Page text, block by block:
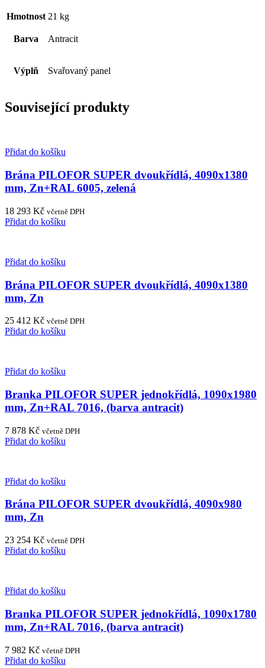
Hmotnost 21 kg
Barva Antracit
Výplň Svařovaný panel
Související produkty
Přidat do košíku
Brána PILOFOR SUPER dvoukřídlá, 4090x1380
mm, Zn+RAL 6005, zelená
18 293 Kč včetně DPH
Přidat do košíku
Přidat do košíku
Brána PILOFOR SUPER dvoukřídlá, 4090x1380
mm, Zn
25 412 Kč včetně DPH
Přidat do košíku
Přidat do košíku
Branka PILOFOR SUPER jednokřídlá, 1090x1980
mm, Zn+RAL 7016, (barva antracit)
7 878 Kč včetně DPH
Přidat do košíku
Přidat do košíku
Brána PILOFOR SUPER dvoukřídlá, 4090x980
mm, Zn
23 254 Kč včetně DPH
Přidat do košíku
Přidat do košíku
Branka PILOFOR SUPER jednokřídlá, 1090x1780
mm, Zn+RAL 7016, (barva antracit)
7 982 Kč včetně DPH
Přidat do košíku